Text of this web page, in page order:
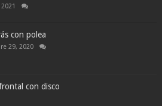
con polea
29, 2020
con disco